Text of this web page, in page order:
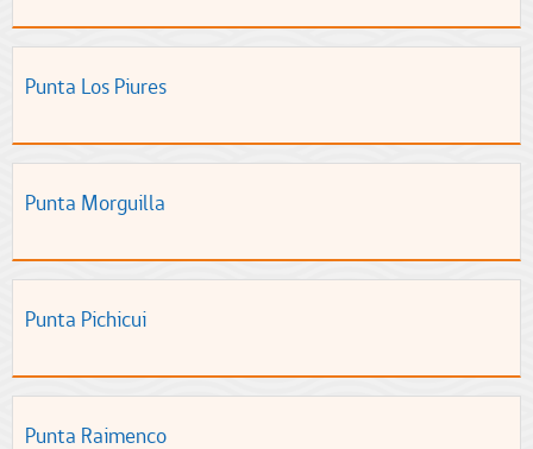
Punta Los Piures
Punta Morguilla
Punta Pichicui
Punta Raimenco